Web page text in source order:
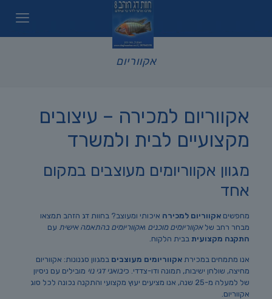
אקווריום
אקווריום למכירה – עיצובים
מקצועיים לבית ולמשרד
מגוון אקווריומים מעוצבים במקום
אחד
מחפשים אקווריום למכירה איכותי ומעוצב? בחוות דג הזהב תמצאו
מבחר רחב שלאקווריומים מוכנים ואקווריומים בהתאמה אישית עם
התקנה מקצועיתבבית הלקוח.
אנו מתמחים במכירת אקווריומים מעוצבים במגוון סגנונות: אקווריום
מחיצה, שולחן ישיבות, תמונה ודו-צדדי. כיבואני דגי נוי מובילים עם ניסיון
של למעלה מ-25 שנה, אנו מציעים יעוץ מקצועי והתקנה נכונה לכל סוג
אקווריום.